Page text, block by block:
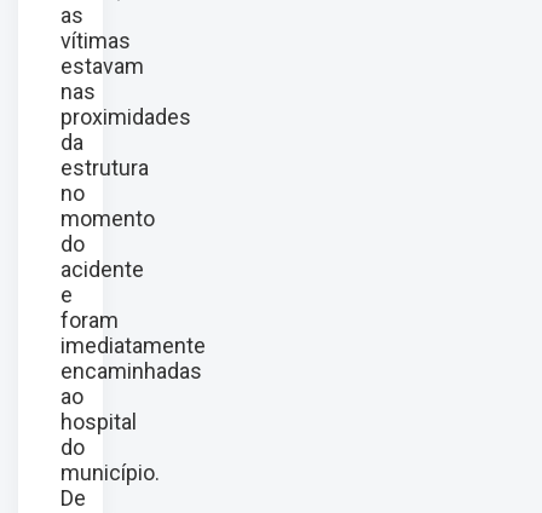
as
vítimas
estavam
nas
proximidades
da
estrutura
no
momento
do
acidente
e
foram
imediatamente
encaminhadas
ao
hospital
do
município.
De